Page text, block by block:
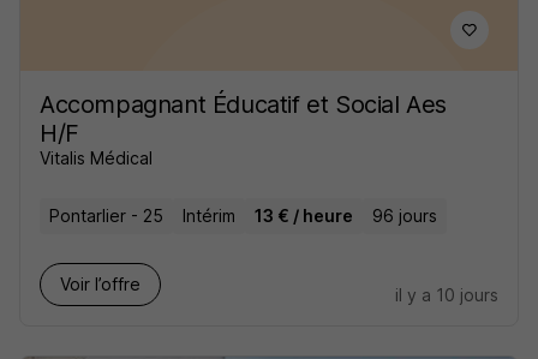
Accompagnant Éducatif et Social Aes
H/F
Vitalis Médical
Pontarlier - 25 Intérim 13 € / heure 96 jours
Voir l’offre
il y a 10 jours